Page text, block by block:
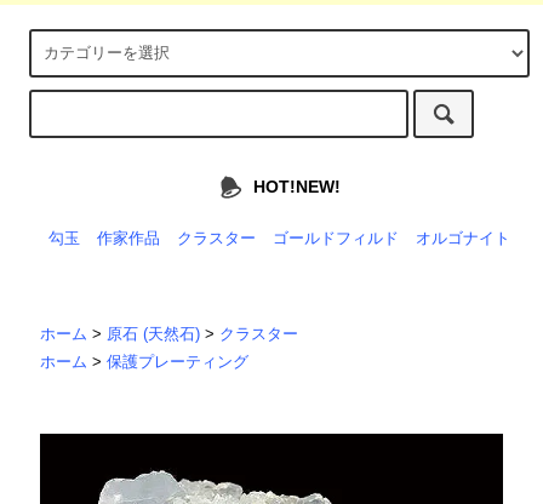
HOT!NEW!
勾玉 作家作品 クラスター ゴールドフィルド オルゴナイト
ホーム > 原石 (天然石) > クラスター
ホーム >保護プレーティング